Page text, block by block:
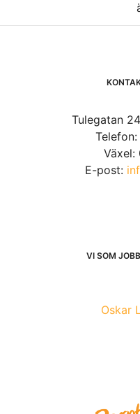
Tulegatan
Växel:
E-post:
VI SOM
Oskar